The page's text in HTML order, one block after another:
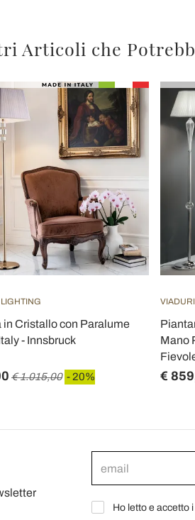
Articoli che
in Cristallo con Paralume
- Innsbruck
€ 1.015,00 - 20%
Mano
€
Ho letto e accetto